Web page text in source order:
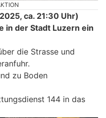
ca. 21:30 Uhr)
in der Stadt Luzern ein
die Strasse und
zu Boden
144 in das